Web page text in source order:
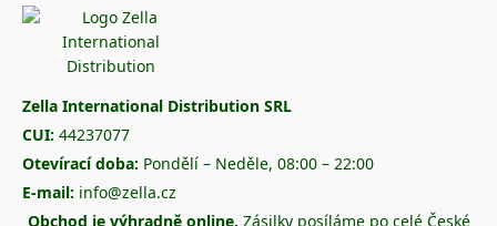
Zella International Distribution SRL
CUI: 44237077
Otevírací doba: Pondělí – Neděle, 08:00 – 22:00
E-mail: info@zella.cz
Obchod je výhradně online. Zásilky posíláme po celé České